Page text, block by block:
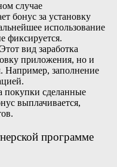
случае
бонус за установку
использование
фиксируется.
вид заработка
приложения, но и
Например, заполнение
покупки сделанные
выплачивается,
программе